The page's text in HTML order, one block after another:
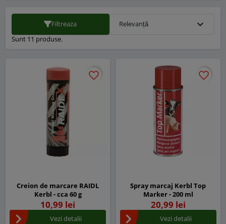
Sunt 11 produse.
Filtreaza Relevanță expand_more
favorite_border
favorite_border
Creion de marcare RAIDL
Kerbl - cca 60 g
10,99 lei
Vezi detalii
favorite_border
favorite_border
Spray marcaj Kerbl Top
Marker - 200 ml
20,99 lei
Vezi detalii